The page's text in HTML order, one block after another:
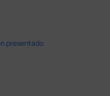
presentado